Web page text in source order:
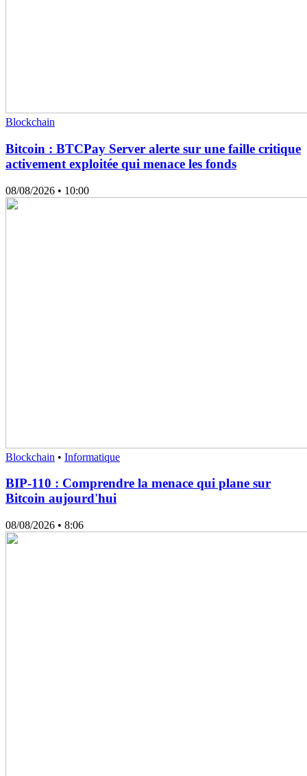
Blockchain
Bitcoin : BTCPay Server alerte sur une faille critique
activement exploitée qui menace les fonds
08/08/2026 • 10:00
Blockchain • Informatique
BIP-110 : Comprendre la menace qui plane sur
Bitcoin aujourd'hui
08/08/2026 • 8:06